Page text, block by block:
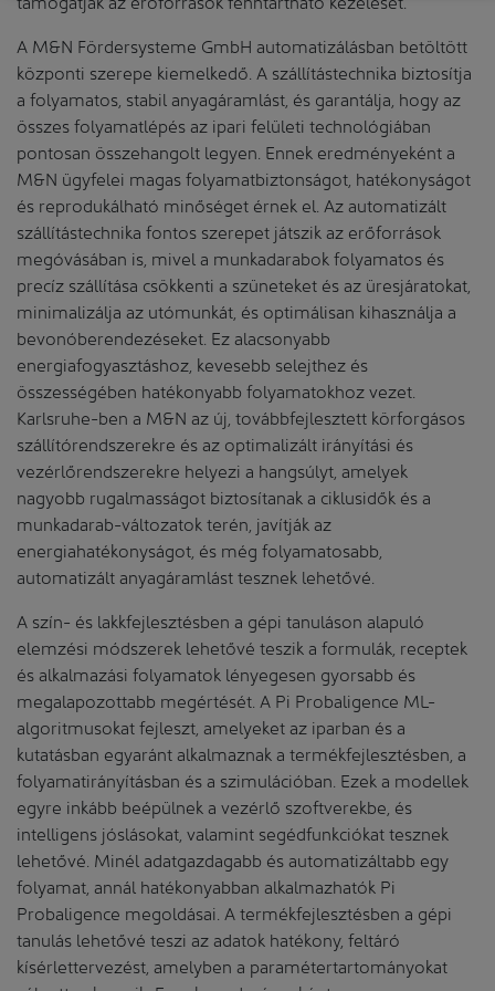
A M&N Fördersysteme GmbH automatizálásban betöltött
központi szerepe kiemelkedő. A szállítástechnika biztosítja
a folyamatos, stabil anyagáramlást, és garantálja, hogy az
összes folyamatlépés az ipari felületi technológiában
pontosan összehangolt legyen. Ennek eredményeként a
M&N ügyfelei magas folyamatbiztonságot, hatékonyságot
és reprodukálható minőséget érnek el. Az automatizált
szállítástechnika fontos szerepet játszik az erőforrások
megóvásában is, mivel a munkadarabok folyamatos és
precíz szállítása csökkenti a szüneteket és az üresjáratokat,
minimalizálja az utómunkát, és optimálisan kihasználja a
bevonóberendezéseket. Ez alacsonyabb
energiafogyasztáshoz, kevesebb selejthez és
összességében hatékonyabb folyamatokhoz vezet.
Karlsruhe-ben a M&N az új, továbbfejlesztett körforgásos
szállítórendszerekre és az optimalizált irányítási és
vezérlőrendszerekre helyezi a hangsúlyt, amelyek
nagyobb rugalmasságot biztosítanak a ciklusidők és a
munkadarab-változatok terén, javítják az
energiahatékonyságot, és még folyamatosabb,
automatizált anyagáramlást tesznek lehetővé.
A szín- és lakkfejlesztésben a gépi tanuláson alapuló
elemzési módszerek lehetővé teszik a formulák, receptek
és alkalmazási folyamatok lényegesen gyorsabb és
megalapozottabb megértését. A Pi Probaligence ML-
algoritmusokat fejleszt, amelyeket az iparban és a
kutatásban egyaránt alkalmaznak a termékfejlesztésben, a
folyamatirányításban és a szimulációban. Ezek a modellek
egyre inkább beépülnek a vezérlő szoftverekbe, és
intelligens jóslásokat, valamint segédfunkciókat tesznek
lehetővé. Minél adatgazdagabb és automatizáltabb egy
folyamat, annál hatékonyabban alkalmazhatók Pi
Probaligence megoldásai. A termékfejlesztésben a gépi
tanulás lehetővé teszi az adatok hatékony, feltáró
kísérlettervezést, amelyben a paramétertartományokat